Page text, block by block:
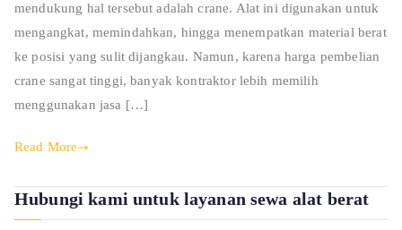
mendukung hal tersebut adalah crane. Alat ini digunakan untuk
mengangkat, memindahkan, hingga menempatkan material berat
ke posisi yang sulit dijangkau. Namun, karena harga pembelian
crane sangat tinggi, banyak kontraktor lebih memilih
menggunakan jasa […]
Read More
Hubungi kami untuk layanan sewa alat berat